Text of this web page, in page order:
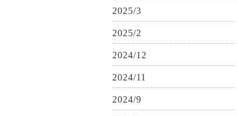
2025/3
2025/2
2024/12
2024/11
2024/9